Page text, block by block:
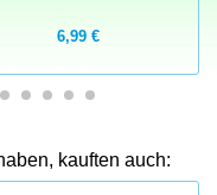
6,99 €
kauften auch: